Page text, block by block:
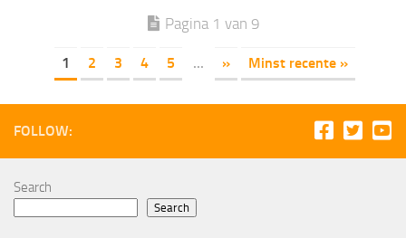
Pagina 1 van 9
1 2 3 4 5 ... » Minst recente »
FOLLOW:
Search
Search